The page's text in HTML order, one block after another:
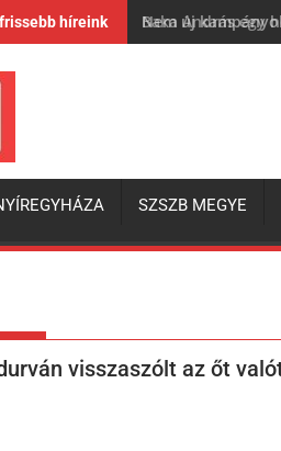
híreink Nem új
SZSZB MEGYE
visszaszólt az őt